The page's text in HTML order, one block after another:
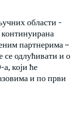
области -
континуирана
партнерима –
се одлућивати и о
који ће
и по први